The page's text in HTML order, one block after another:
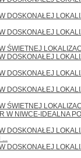
DOSKONAŁEJ
DOSKONAŁEJ
ŚWIETNEJ
DOSKONAŁEJ
DOSKONAŁEJ
DOSKONAŁEJ
ŚWIETNEJ
W NIWCE-IDEALNA
DOSKONAŁEJ
...
DOSKONAŁEJ